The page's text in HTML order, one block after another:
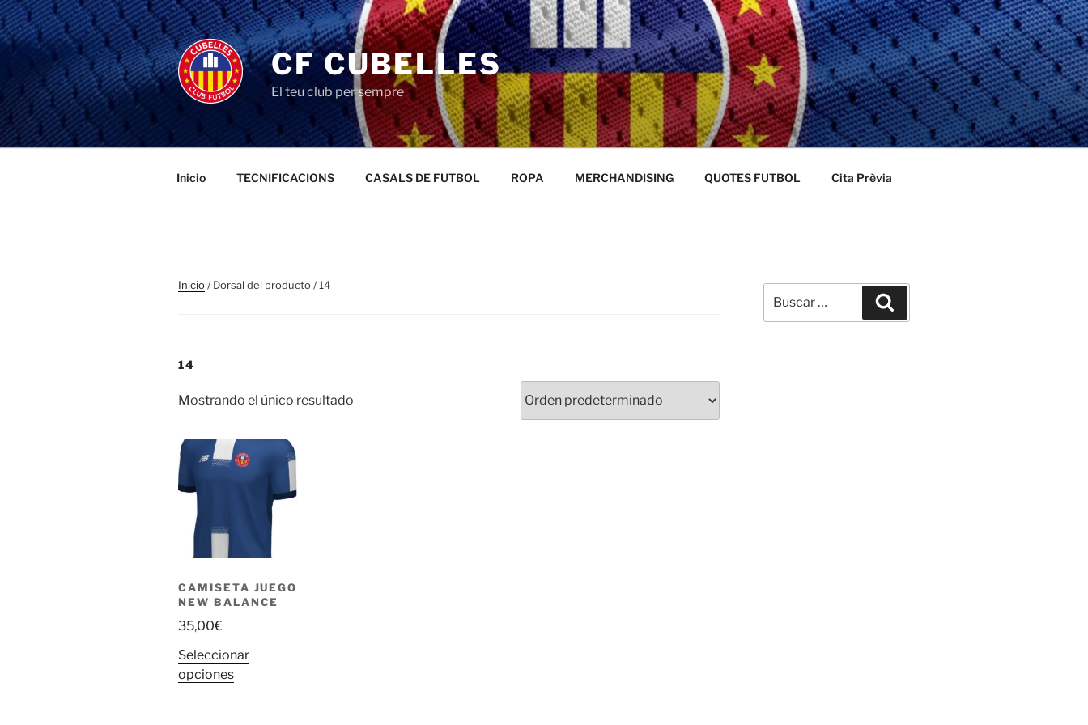
Saltar
al
contenido
CF CUBELLES
El teu club per sempre
Inicio TECNIFICACIONS CASALS DE FUTBOL ROPA MERCHANDISING QUOTES FUTBOL Cita Prèvia
Inicio/ Dorsal del producto / 14
14
Mostrando el único resultado
CAMISETA JUEGO
NEW BALANCE
35,00€
Seleccionar
opcionesEste
por: